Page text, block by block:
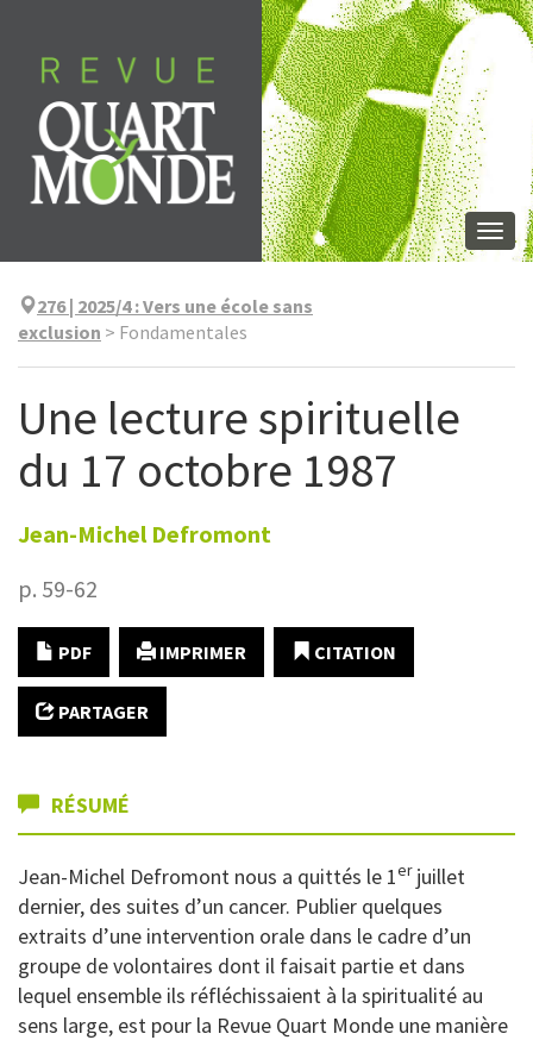
contenu
276 | 2025/4:Vers une école sans
exclusion > Fondamentales
Une lecture spirituelle
du 17 octobre 1987
Jean-Michel Defromont
p. 59-62
PDF IMPRIMER CITATION
PARTAGER
RÉSUMÉ
Jean-Michel Defromont nous a quittés le 1erjuillet
dernier, des suites d’un cancer. Publier quelques
extraits d’une intervention orale dans le cadre d’un
groupe de volontaires dont il faisait partie et dans
lequel ensemble ils réfléchissaient à la spiritualité au
sens large, est pour la Revue Quart Monde une manière